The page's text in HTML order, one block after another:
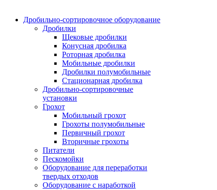
Дробильно-сортировочное оборудование
Дробилки
Щековые дробилки
Конусная дробилка
Роторная дробилка
Мобильные дробилки
Дробилки полумобильные
Стационарная дробилка
Дробильно-сортировочные
установки
Грохот
Мобильный грохот
Грохоты полумобильные
Первичный грохот
Вторичные грохоты
Питатели
Пескомойки
Оборудование для переработки
твердых отходов
Оборудование с наработкой